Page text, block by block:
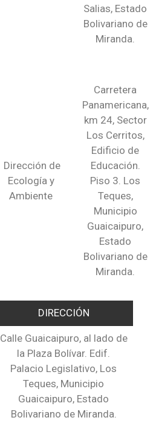
Salias, Estado
Bolivariano de
Miranda.
Dirección de
Ecología y
Ambiente
Carretera
Panamericana,
km 24, Sector
Los Cerritos,
Edificio de
Educación.
Piso 3. Los
Teques,
Municipio
Guaicaipuro,
Estado
Bolivariano de
Miranda.
DIRECCIÓN
Calle Guaicaipuro, al lado de
la Plaza Bolívar. Edif.
Palacio Legislativo, Los
Teques, Municipio
Guaicaipuro, Estado
Bolivariano de Miranda.